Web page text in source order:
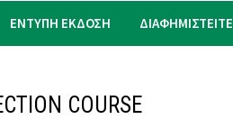
ΕΝΤΥΠΗ ΕΚΔΟΣΗ ΔΙΑΦΗΜΙΣΤΕΙΤΕ
COURSE